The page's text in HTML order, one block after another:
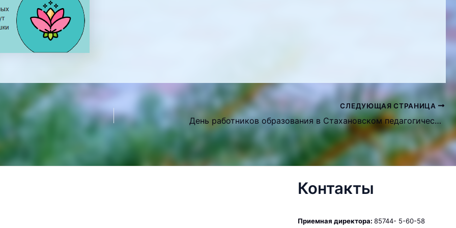
СЛЕДУЮЩАЯ СТРАНИЦА
День работников образования в Стахановском педагогическом колледже
Контакты
Приемная директора: 85744- 5-60-58